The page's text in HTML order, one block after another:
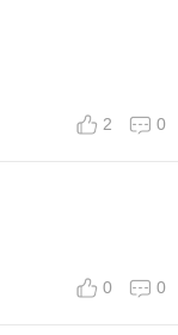
2 0
0
0